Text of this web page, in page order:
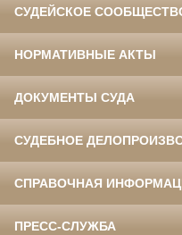
СУДЕЙСКОЕ
НОРМАТИВНЫЕ АКТЫ
ДОКУМЕНТЫ СУДА
СУДЕБНОЕ
СПРАВОЧНАЯ
ПРЕСС-СЛУЖБА